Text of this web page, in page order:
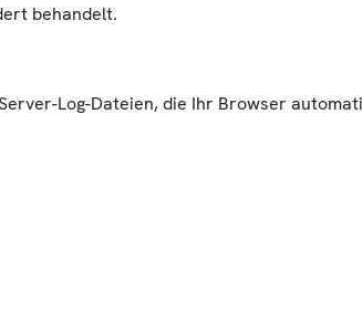
behandelt.
Log-Dateien, die Ihr Browser